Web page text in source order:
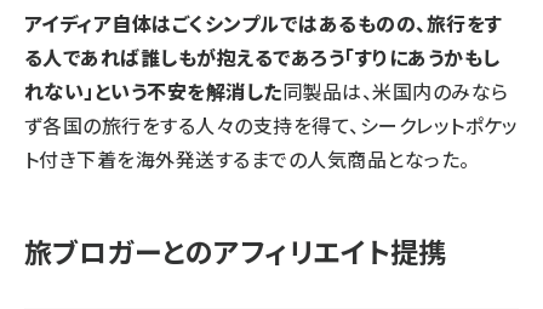
アイディア自体はごくシンプルではあるものの、旅行をす
る人であれば誰しもが抱えるであろう「すりにあうかもし
れない」という不安を解消した同製品は、米国内のみなら
ず各国の旅行をする人々の支持を得て、シークレットポケッ
ト付き下着を海外発送するまでの人気商品となった。
旅ブロガーとのアフィリエイト提携